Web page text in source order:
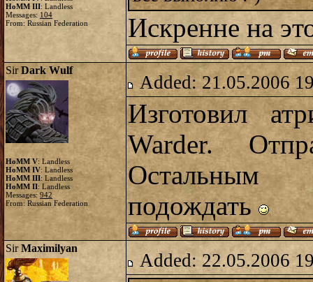
HoMM III: Landless
Messages: 104
From: Russian Federation
Искренне на
SirDark Wulf
HoMM V: Landless
HoMM IV: Landless
HoMM III: Landless
HoMM II: Landless
Messages:942
From: Russian Federation
Added: 21.05.2006
Изготовил
Warder.
Остальным
подождать
SirMaximilyan
Added: 22.05.2006